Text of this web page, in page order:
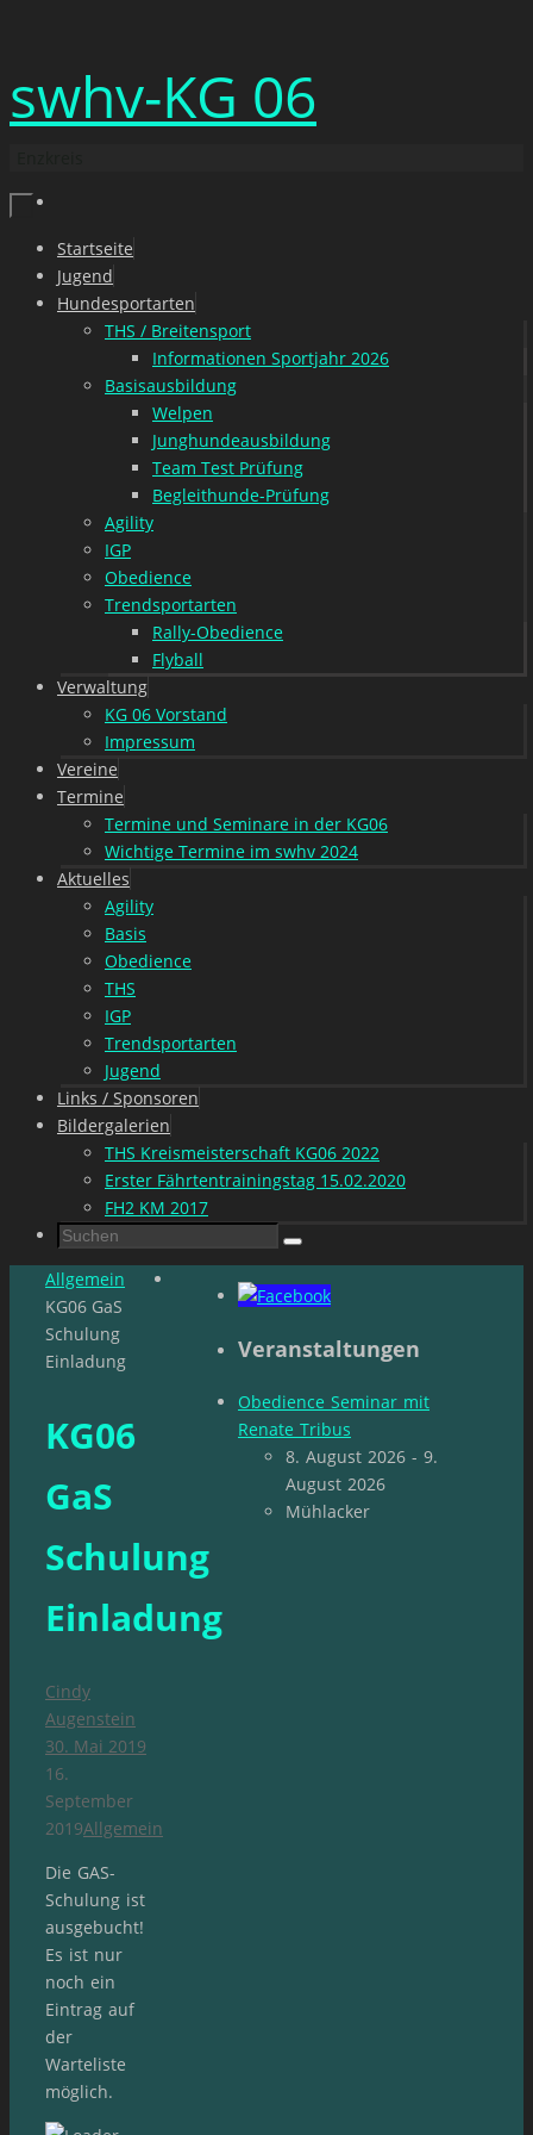
Inhalt
springen
swhv-KG 06
Zum
Inhalt
springen
Startseite
Jugend
Hundesportarten
THS / Breitensport
Informationen Sportjahr 2026
Basisausbildung
Welpen
Junghundeausbildung
Team Test Prüfung
Begleithunde-Prüfung
Agility
IGP
Obedience
Trendsportarten
Rally-Obedience
Flyball
Verwaltung
KG 06 Vorstand
Impressum
Vereine
Termine
Termine und Seminare in der KG06
Wichtige Termine im swhv 2024
Aktuelles
Agility
Basis
Obedience
THS
IGP
Trendsportarten
Jugend
Links / Sponsoren
Bildergalerien
THS Kreismeisterschaft KG06 2022
Erster Fährtentrainingstag 15.02.2020
FH2 KM 2017
Suchen
nach:
Suchen
Start
Allgemein
KG06 GaS
Schulung
Einladung
KG06
GaS
Schulung
Einladung
Cindy
Augenstein
30. Mai 2019
16.
September
2019Allgemein
Die GAS-
Schulung ist
ausgebucht!
Es ist nur
noch ein
Eintrag auf
der
Warteliste
möglich.
Veranstaltungen
Obedience Seminar mit
Renate Tribus
8. August 2026 - 9.
August 2026
Mühlacker